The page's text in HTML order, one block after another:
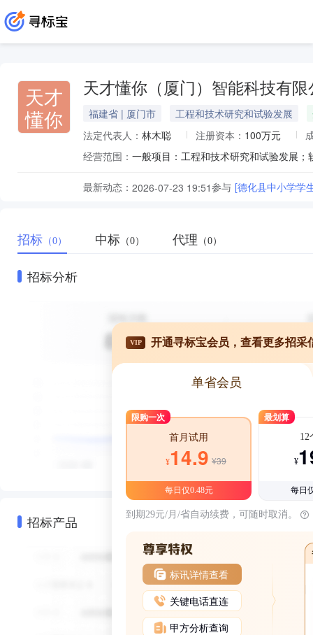
天才
懂你
天才懂你（厦门）智能科技有限
福建省 | 厦门市 工程和技术研究和试验发展
法定代表人： 林木聪 注册资本： 100万元
经营范围：
最新动态： 2026-07-23 19:51参与 [德化县中小学学
招标 （0） 中标 （0） 代理 （0）
招标分析
招标产品
VIP 开通寻标宝会员，查看更多招采
单省会员
限购一次
首月试用
¥14.9 ¥39
每日仅0.48元
最划算
12
¥
每日
到期29元/月/省自动续费，可随时取消。
标讯详情查看
关键电话直连
甲方分析查询